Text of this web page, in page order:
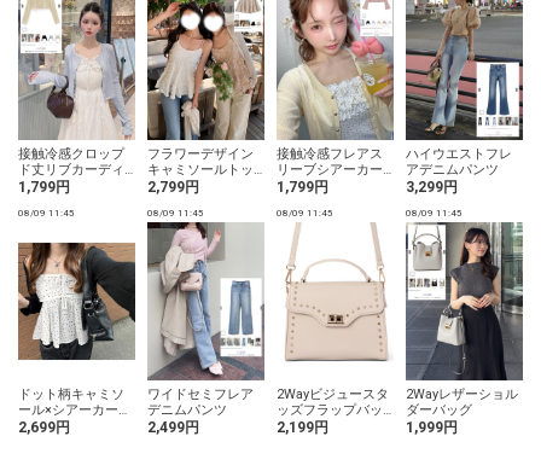
接触冷感クロップ
ド丈リブカーディ
ガン
1,799円
フラワーデザイン
キャミソールトッ
プス
2,799円
接触冷感フレアス
リーブシアーカー
ディガン
1,799円
ハイウエストフレ
アデニムパンツ
3,299円
08/09 11:45
ドット柄キャミソ
ール×シアーカーデ
ィガンアンサンブ
2,699円
08/09 11:45
ワイドセミフレア
デニムパンツ
2,499円
08/09 11:45
2Wayビジュースタ
ッズフラップバッ
グ
2,199円
08/09 11:45
2Wayレザーショル
ダーバッグ
1,999円